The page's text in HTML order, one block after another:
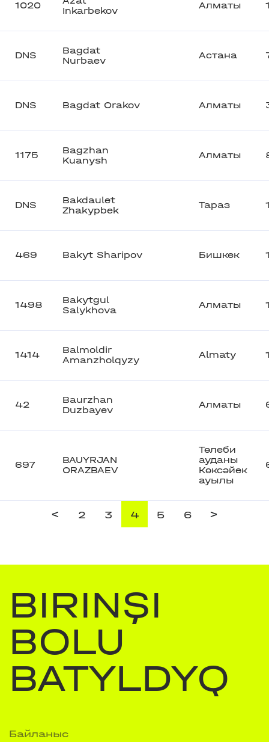
1020
Inkarbekov
Алматы
DNS
Bagdat
Nurbaev
Астана
DNS Bagdat Orakov Алматы
1175
Bagzhan
Kuanysh
Алматы
DNS
Bakdaulet
Zhakypbek
Тараз
469 Bakyt Sharipov Бишкек
1498
Bakytgul
Salykhova
Алматы
1414
Balmoldir
Amanzholqyzy
Almaty
42
Baurzhan
Duzbayev
Алматы
697
BAUYRJAN
ORAZBAEV
Төлеби
ауданы
Көксәйек
ауылы
< 2 3 4 5 6 >
BIRINŞI
BOLU
BATYLDYQ
Байланыс